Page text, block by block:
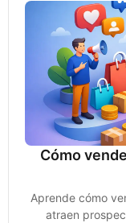
Cómo
Aprende cómo
atraen